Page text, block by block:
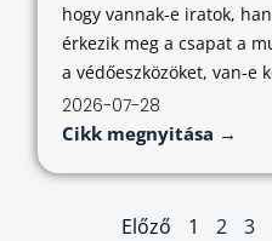
hogy vannak-e iratok,
érkezik meg a csapat a
a védőeszközöket, van-e
2026-07-28
Cikk megnyitása →
Előző 1 2 3